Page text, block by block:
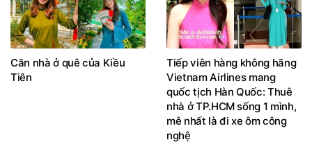
Căn nhà ở quê của Kiều
Tiên
Tiếp viên hàng không hãng
Vietnam Airlines mang
quốc tịch Hàn Quốc: Thuê
nhà ở TP.HCM sống 1 mình,
mê nhất là đi xe ôm công
nghệ